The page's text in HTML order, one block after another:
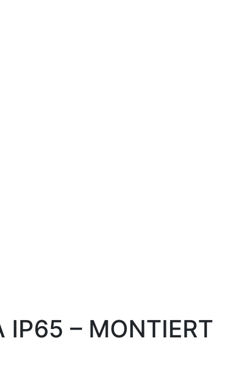
IP65 – MONTIERT